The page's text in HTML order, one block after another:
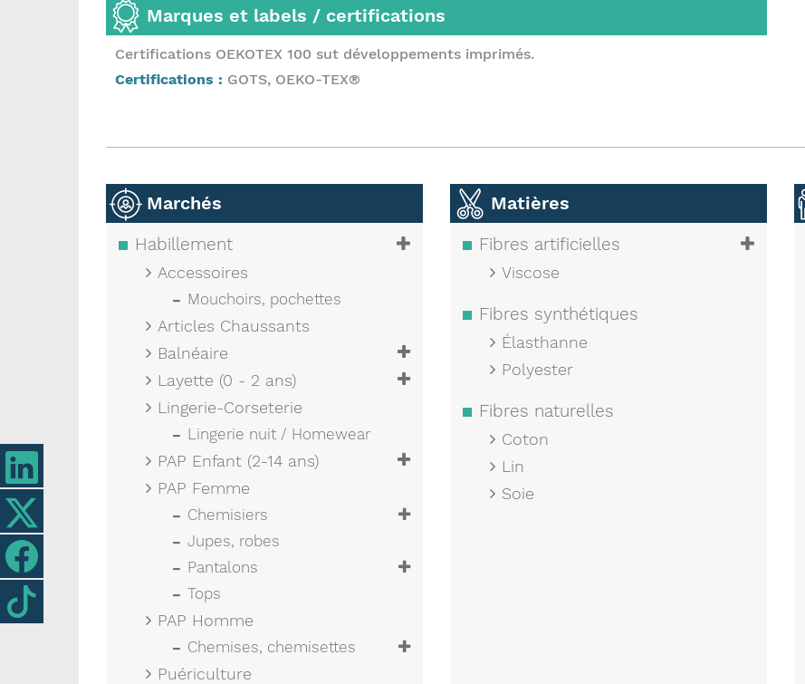
Marques et labels / certifications
Certifications OEKOTEX 100 sut développements imprimés.
Certifications : GOTS, OEKO-TEX®
Marchés
Habillement
Accessoires
Mouchoirs, pochettes
Articles Chaussants
Balnéaire
Layette (0 - 2 ans)
Lingerie-Corseterie
Lingerie nuit / Homewear
PAP Enfant (2-14 ans)
PAP Femme
Chemisiers
Jupes, robes
Pantalons
Tops
PAP Homme
Chemises, chemisettes
Puériculture
Matières
Fibres artificielles
Viscose
Fibres synthétiques
Élasthanne
Polyester
Fibres naturelles
Coton
Lin
Soie